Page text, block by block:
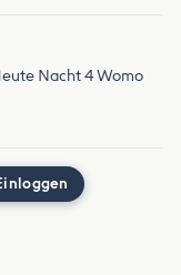
Nacht 4 Womo